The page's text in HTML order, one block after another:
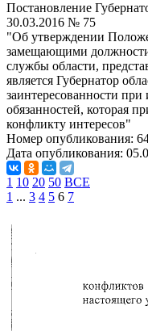
Постановление
30.03.2016 № 75
"Об утверждении
замещающими должности
службы области,
является Губернатор
заинтересованности
обязанностей, которая
конфликту интересов"
Номер опубликования:
Дата опубликования:
1 10 20 50 ВСЕ
1 ... 3 4 5 6 7